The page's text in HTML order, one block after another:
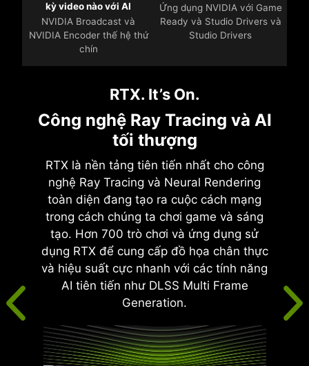
kỳ video nào với AI
NVIDIA Broadcast và
NVIDIA Encoder thế hệ thứ
chín
Ứng dụng NVIDIA với Game
Ready và Studio Drivers và
Studio Drivers
RTX. It’s On.
Công nghệ Ray Tracing và AI
tối thượng
RTX là nền tảng tiên tiến nhất cho công
nghệ Ray Tracing và Neural Rendering
toàn diện đang tạo ra cuộc cách mạng
trong cách chúng ta chơi game và sáng
tạo. Hơn 700 trò chơi và ứng dụng sử
dụng RTX để cung cấp đồ họa chân thực
và hiệu suất cực nhanh với các tính năng
AI tiên tiến như DLSS Multi Frame
Generation.